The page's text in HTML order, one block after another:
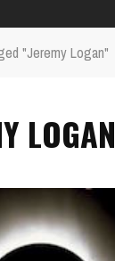
"Jeremy Logan"
LOGAN